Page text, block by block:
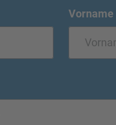
Vorname